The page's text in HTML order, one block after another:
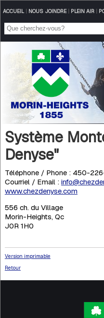
ACCUEIL| NOUS JOINDRE| PLEIN AIR|
Système
Denyse"
Téléphone / Phone : 450-
Courriel / Email :
www.chezdenyse.com
556 ch. du Village
Morin-Heights, Qc
J0R 1H0
Version imprimable
Retour